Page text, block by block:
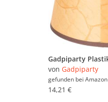
von Gadpiparty
gefunden bei Amazon
14,21 €